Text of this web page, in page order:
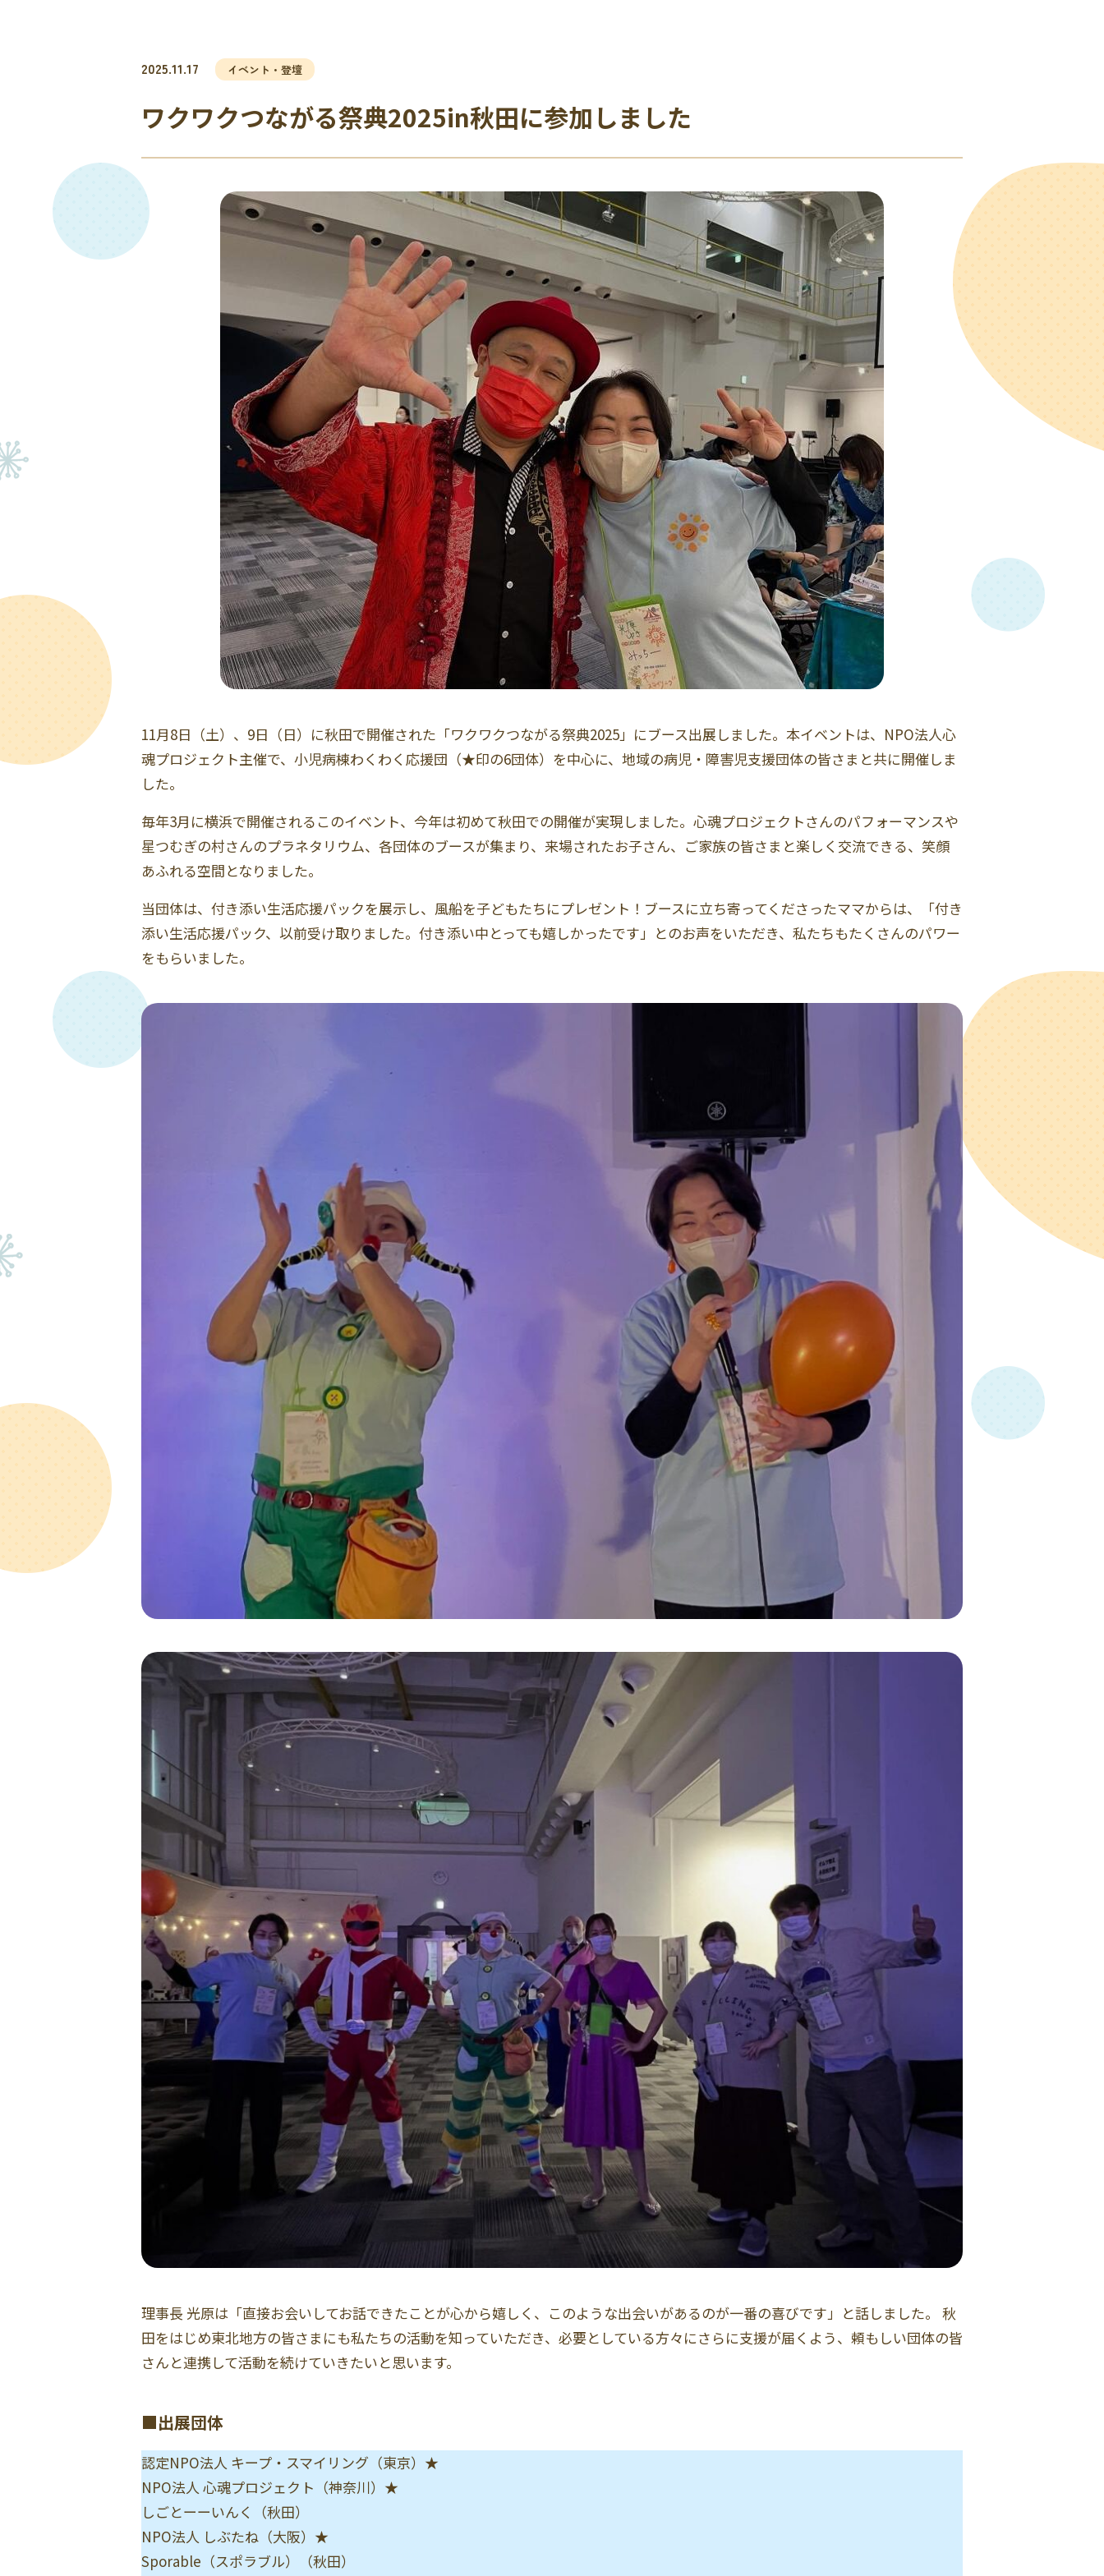
2025.11.17 イベント・登壇
ワクワクつながる祭典2025in秋田に参加しました
11月8日（土）、9日（日）に秋田で開催された「ワクワクつながる祭典2025」にブース出展しました。本イベントは、NPO法人心
魂プロジェクト主催で、小児病棟わくわく応援団（★印の6団体）を中心に、地域の病児・障害児支援団体の皆さまと共に開催しま
した。
毎年3月に横浜で開催されるこのイベント、今年は初めて秋田での開催が実現しました。心魂プロジェクトさんのパフォーマンスや
星つむぎの村さんのプラネタリウム、各団体のブースが集まり、来場されたお子さん、ご家族の皆さまと楽しく交流できる、笑顔
あふれる空間となりました。
当団体は、付き添い生活応援パックを展示し、風船を子どもたちにプレゼント！ブースに立ち寄ってくださったママからは、「付き
添い生活応援パック、以前受け取りました。付き添い中とっても嬉しかったです」とのお声をいただき、私たちもたくさんのパワー
をもらいました。
理事長 光原は「直接お会いしてお話できたことが心から嬉しく、このような出会いがあるのが一番の喜びです」と話しました。 秋
田をはじめ東北地方の皆さまにも私たちの活動を知っていただき、必要としている方々にさらに支援が届くよう、頼もしい団体の皆
さんと連携して活動を続けていきたいと思います。
■出展団体
認定NPO法人 キープ・スマイリング（東京）★
NPO法人 心魂プロジェクト（神奈川）★
しごとーーいんく（秋田）
NPO法人 しぶたね（大阪）★
Sporable（スポラブル）（秋田）